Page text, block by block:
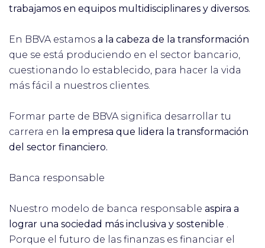
trabajamos en equipos multidisciplinares y diversos.
En BBVA estamos a la cabeza de la transformación
que se está produciendo en el sector bancario,
cuestionando lo establecido, para hacer la vida
más fácil a nuestros clientes.
Formar parte de BBVA significa desarrollar tu
carrera en la empresa que lidera la transformación
del sector financiero.
Banca responsable
Nuestro modelo de banca responsable aspira a
lograr una sociedad más inclusiva y sostenible .
Porque el futuro de las finanzas es financiar el